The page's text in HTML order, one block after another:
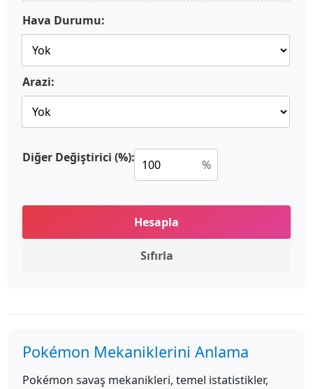
Hava Durumu:
Arazi:
Diğer Değiştirici (%): %
Hesapla
Sıfırla
Pokémon Mekaniklerini Anlama
Pokémon savaş mekanikleri, temel istatistikler,